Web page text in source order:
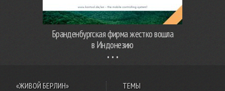
Бранденбургская фирма жестко вошла
в Индонезию
«ЖИВОЙ БЕРЛИН» ТЕМЫ